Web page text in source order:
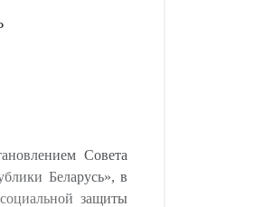
Совета
Беларусь», в
защиты